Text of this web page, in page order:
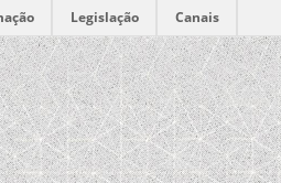
Legislação Canais